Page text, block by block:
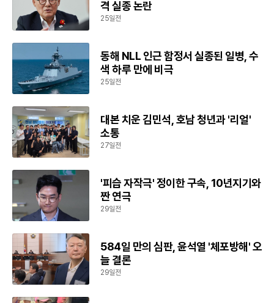
격 실종 논란
25일전
동해 NLL 인근 함정서 실종된 일병, 수
색 하루 만에 비극
25일전
대본 치운 김민석, 호남 청년과 '리얼'
소통
27일전
'피습 자작극' 정이한 구속, 10년지기와
짠 연극
29일전
584일 만의 심판, 윤석열 '체포방해' 오
늘 결론
29일전